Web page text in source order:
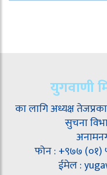
युगवाणी
का लागि अध्यक्ष
सुचना
फोन : +९७७ (०१)
ईमेल :